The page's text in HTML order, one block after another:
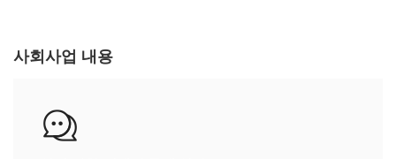
사회사업 내용